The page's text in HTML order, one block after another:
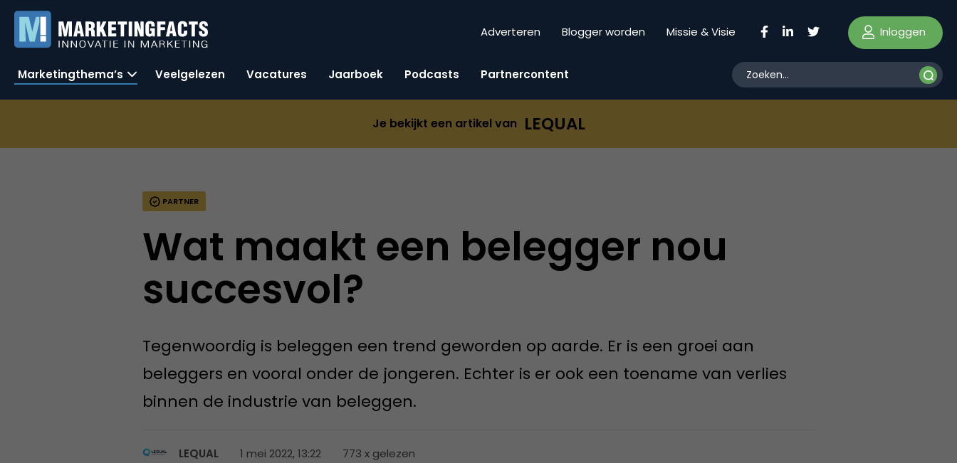
Adverteren Blogger worden Missie & Visie Inloggen
Marketingthema’s Veelgelezen Vacatures Jaarboek Podcasts Partnercontent
Je bekijkt een artikel van LEQUAL
PARTNER
Wat maakt een belegger nou
succesvol?
Tegenwoordig is beleggen een trend geworden op aarde. Er is een groei aan
beleggers en vooral onder de jongeren. Echter is er ook een toename van verlies
binnen de industrie van beleggen.
LEQUAL 1 mei 2022, 13:22 773 x gelezen